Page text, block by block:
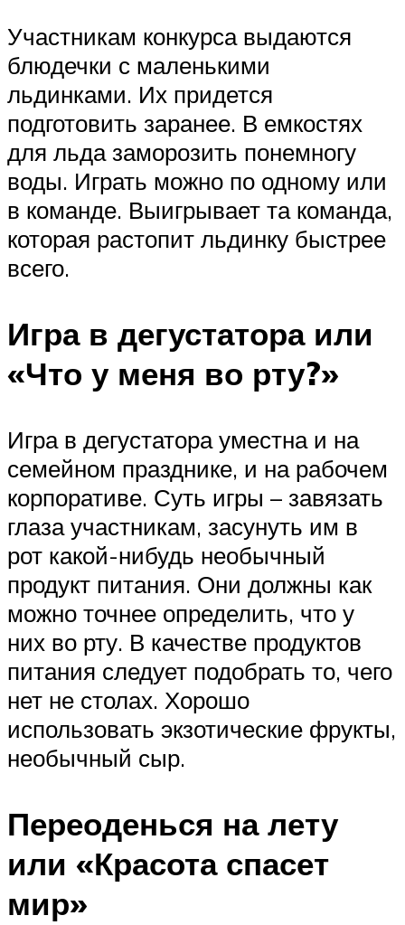
Участникам конкурса выдаются
блюдечки с маленькими
льдинками. Их придется
подготовить заранее. В емкостях
для льда заморозить понемногу
воды. Играть можно по одному или
в команде. Выигрывает та команда,
которая растопит льдинку быстрее
всего.
Игра в дегустатора или
«Что у меня во рту?»
Игра в дегустатора уместна и на
семейном празднике, и на рабочем
корпоративе. Суть игры – завязать
глаза участникам, засунуть им в
рот какой-нибудь необычный
продукт питания. Они должны как
можно точнее определить, что у
них во рту. В качестве продуктов
питания следует подобрать то, чего
нет не столах. Хорошо
использовать экзотические фрукты,
необычный сыр.
Переоденься на лету
или «Красота спасет
мир»